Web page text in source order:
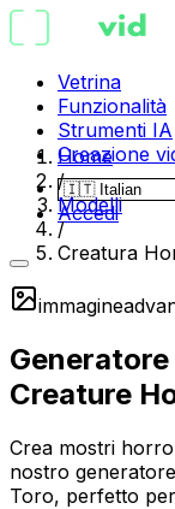
Vetrina
Funzionalità
Strumenti IA
Creazione
Accedi
Home
/
Modelli
/
Creatura
immagine
Creature
Crea mostri
nostro
Toro, perfetto